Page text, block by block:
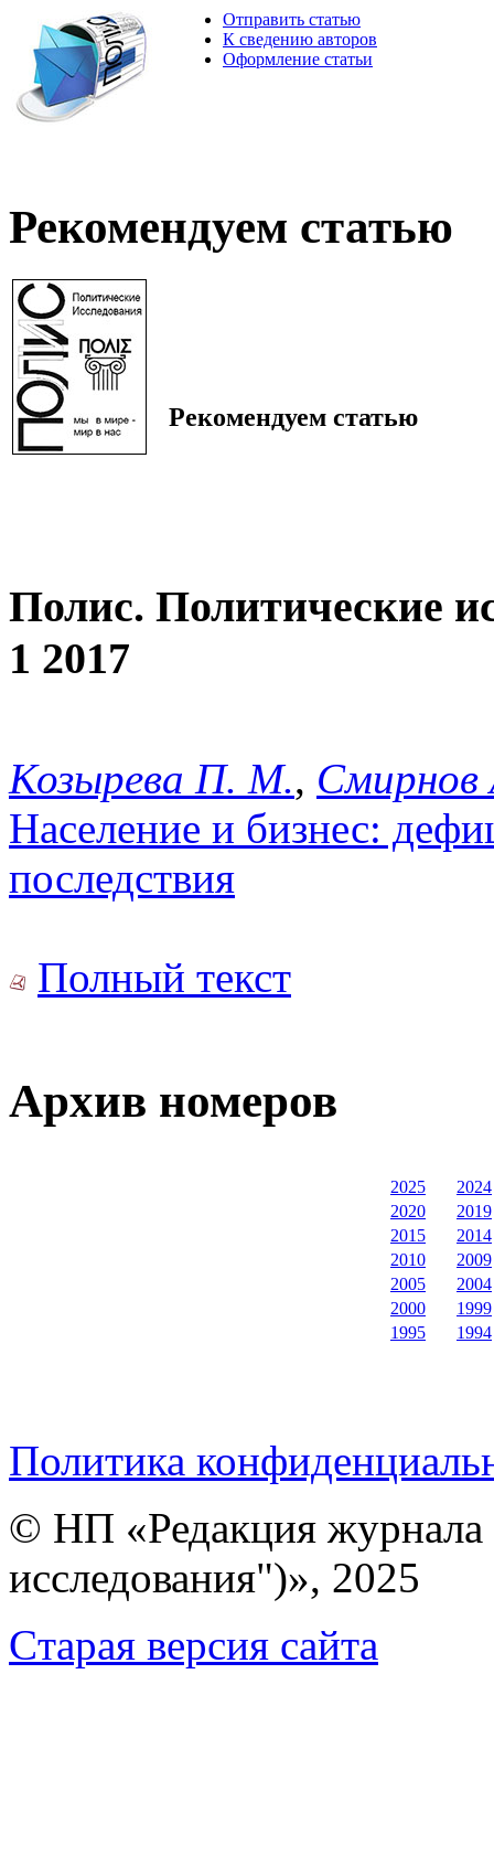
Отправить статью
К сведению авторов
Оформление статьи
Рекомендуем статью
Рекомендуем статью
Полис. Политические
1 2017
Козырева П. М.,
Население и бизнес:
последствия
Полный текст
Архив номеров
2025
2024
2020
2019
2015
2014
2010
2009
2005
2004
2000
1999
1995
1994
Политика
© НП «Редакция
исследования")», 2025
Cтарая версия сайта